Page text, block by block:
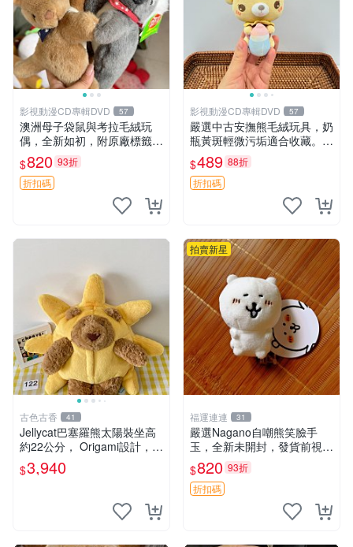
影視動漫CD專輯DVD 57
澳洲母子袋鼠與考拉毛絨玩
偶，全新如初，附原廠標籤，
手感極軟，適合贈送親朋好
友。袋鼠與考拉正版，精緻尺
寸，適合作為收藏或家飾擺
設，增添暖意。 母子、袋
$820 93折
折扣碼
影視動漫CD專輯DVD 57
嚴選中古安撫熊毛絨玩具，奶
瓶黃斑輕微污垢適合收藏。默
認兩日發貨，全國快遞隨機派
送。 成色如圖可放心購買，
輕微瑕疵和臟污不影響使用。
安撫熊 中古玩偶 毛
$489 88折
折扣碼
古色古香 41
Jellycat巴塞羅熊太陽裝坐高
約22公分， Origami設計，來
自越南。嚴選 Recommendat
ion！巴塞羅、 Origami熊、J
$3,940
拍賣新星
福運連連 31
嚴選Nagano自嘲熊笑臉手
玉，全新未開封，發貨前視頻
確認，海南 廣西 貴州 嚴選N
agano自嘲熊笑臉手玉，全新
未開封，發貨前視頻確認，四
$820 93折
折扣碼